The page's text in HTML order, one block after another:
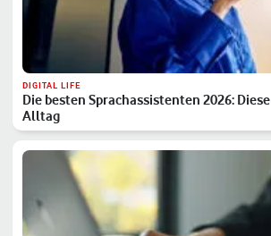
DIGITAL LIFE
Die besten Sprachassistenten 2026:
Alltag